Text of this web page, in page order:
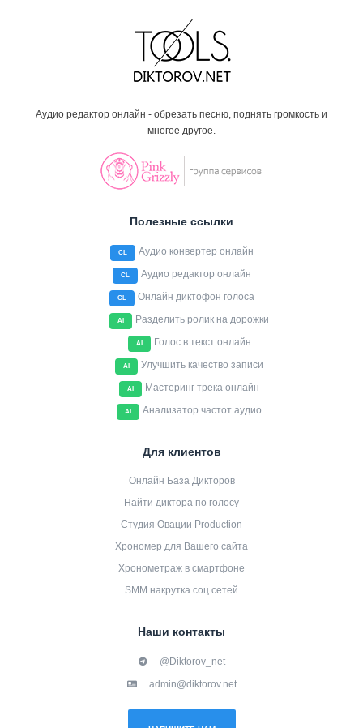
Аудио редактор онлайн - обрезать песню, поднять громкость и
многое другое.
Полезные ссылки
CL Аудио конвертер онлайн
CL Аудио редактор онлайн
CL Онлайн диктофон голоса
AI Разделить ролик на дорожки
AI Голос в текст онлайн
AI Улучшить качество записи
AI Мастеринг трека онлайн
AI Анализатор частот аудио
Для клиентов
Онлайн База Дикторов
Найти диктора по голосу
Студия Овации Production
Хрономер для Вашего сайта
Хронометраж в смартфоне
SMM накрутка соц сетей
Наши контакты
@Diktorov_net
admin@diktorov.net